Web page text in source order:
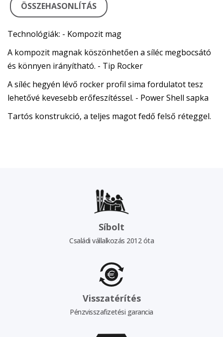
ÖSSZEHASONLÍTÁS
Technológiák: - Kompozit mag
A kompozit magnak köszönhetően a síléc megbocsátó
és könnyen irányítható. - Tip Rocker
A síléc hegyén lévő rocker profil sima fordulatot tesz
lehetővé kevesebb erőfeszítéssel. - Power Shell sapka
Tartós konstrukció, a teljes magot fedő felső réteggel.
Síbolt
Családi vállalkozás 2012 óta
Visszatérítés
Pénzvisszafizetési garancia